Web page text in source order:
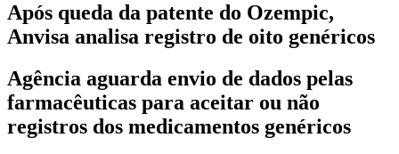
Após queda da patente do Ozempic,
Anvisa analisa registro de oito genéricos
Agência aguarda envio de dados pelas
farmacêuticas para aceitar ou não
registros dos medicamentos genéricos